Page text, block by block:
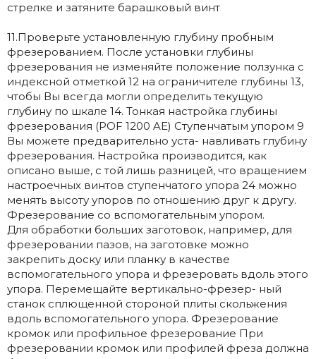
стрелке и затяните барашковый винт
11.Проверьте установленную глубину пробным
фрезерованием. После установки глубины
фрезерования не изменяйте положение ползунка с
индексной отметкой 12 на ограничителе глубины 13,
чтобы Вы всегда могли определить текущую
глубину по шкале 14. Тонкая настройка глубины
фрезерования (POF 1200 AE) Ступенчатым упором 9
Вы можете предварительно уста- навливать глубину
фрезерования. Настройка производится, как
описано выше, с той лишь разницей, что вращением
настроечных винтов ступенчатого упора 24 можно
менять высоту упоров по отношению друг к другу.
Фрезерование со вспомогательным упором.
Для обработки больших заготовок, например, для
фрезеровании пазов, на заготовке можно
закрепить доску или планку в качестве
вспомогательного упора и фрезеровать вдоль этого
упора. Перемещайте вертикально-фрезер- ный
станок сплющенной стороной плиты скольжения
вдоль вспомогательного упора. Фрезерование
кромок или профильное фрезерование При
фрезеровании кромок или профилей фреза должна